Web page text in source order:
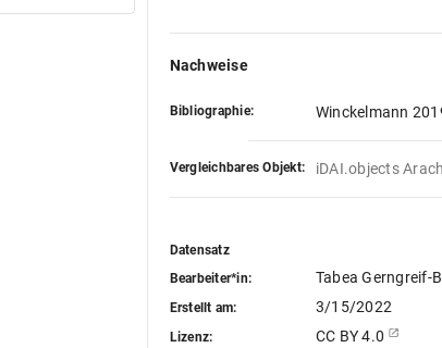
Nachweise
Bibliographie: Winckelmann
Vergleichbares Objekt: iDAI.objects
Datensatz
Bearbeiter*in:
Tabea Gerngreif-
Erstellt am: 3/15/2022
Lizenz: CC BY 4.0